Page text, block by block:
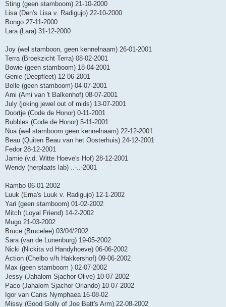
Sting (geen stamboom) 21-10-2000
Lisa (Den's Lisa v. Radigujo) 22-10-2000
Bongo 27-11-2000
Lara (Lara) 31-12-2000
Joy (wel stamboon, geen kennelnaam) 26-01-2001
Terra (Broekzicht Terra) 08-02-2001
Bowie (geen stamboom) 18-04-2001
Genie (Deepfleet) 12-06-2001
Belle (geen stamboom) 04-07-2001
Ami (Ami van 't Balkenhof) 08-07-2001
July (joking jewel out of mids) 13-07-2001
Doortje (Code de Honor) 0-11-2001
Bubbles (Code de Honor) 5-11-2001
Noa (wel stamboom geen kennelnaam) 22-12-2001
Beau (Quiten Beau van het Oosterhuis) 24-12-2001
Fedor 28-12-2001
Jamie (v.d. Witte Hoeve's Hof) 28-12-2001
Wendy (herplaats lab) ..-..-2001
Rambo 06-01-2002
Luuk (Erna's Luuk v. Radigujo) 12-1-2002
Yari (geen stamboom) 01-02-2002
Mitch (Loyal Friend) 14-2-2002
Mugo 21-03-2002
Bruce (Brucelee) 03/04/2002
Sara (van de Lunenburg) 19-05-2002
Nicki (Nickita vd Handyhoeve) 06-06-2002
Action (Chelbo v/h Hakkershof) 09-06-2002
Max (geen stamboom ) 02-07-2002
Jessy (Jahalom Sjachor Olive) 10-07-2002
Paco (Jahalom Sjachor Orlando) 10-07-2002
Igor van Canis Nymphaea 16-08-02
Missy (Good Golly of Joe Batt's Arm) 22-08-2002